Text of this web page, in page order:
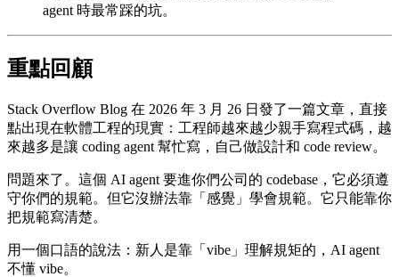
agent 時最常踩的坑。
重點回顧
Stack Overflow Blog 在 2026 年 3 月 26 日發了一篇文章，直接
點出現在軟體工程的現實：工程師越來越少親手寫程式碼，越
來越多是讓 coding agent 幫忙寫，自己做設計和 code review。
問題來了。這個 AI agent 要進你們公司的 codebase，它必須遵
守你們的規範。但它沒辦法靠「感覺」學會規範。它只能靠你
把規範寫清楚。
用一個口語的說法：新人是靠「vibe」理解規矩的，AI agent
不懂 vibe。